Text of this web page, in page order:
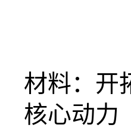
材料：开
核心动力